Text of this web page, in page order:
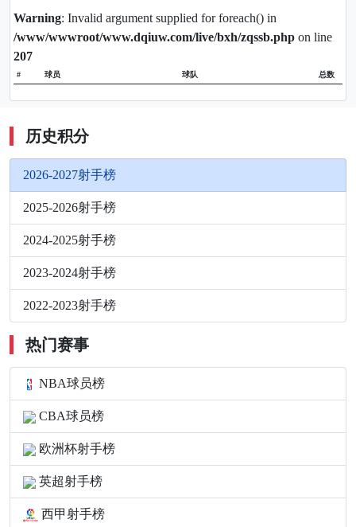
Warning: Invalid argument supplied for foreach() in
/www/wwwroot/www.dqiuw.com/live/bxh/zqssb.php on line
207
# 球员 球队 总数
历史积分
2026-2027射手榜
2025-2026射手榜
2024-2025射手榜
2023-2024射手榜
2022-2023射手榜
热门赛事
NBA球员榜
CBA球员榜
欧洲杯射手榜
英超射手榜
西甲射手榜